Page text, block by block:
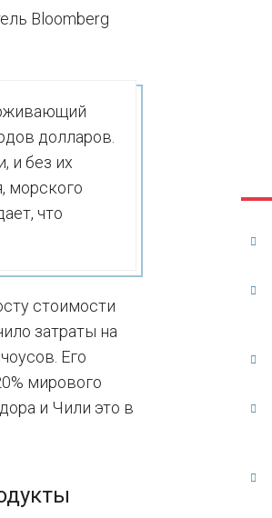
Bloomberg
долларов.
и без их
морского
что
стоимости
затраты на
Его
мирового
и Чили это в